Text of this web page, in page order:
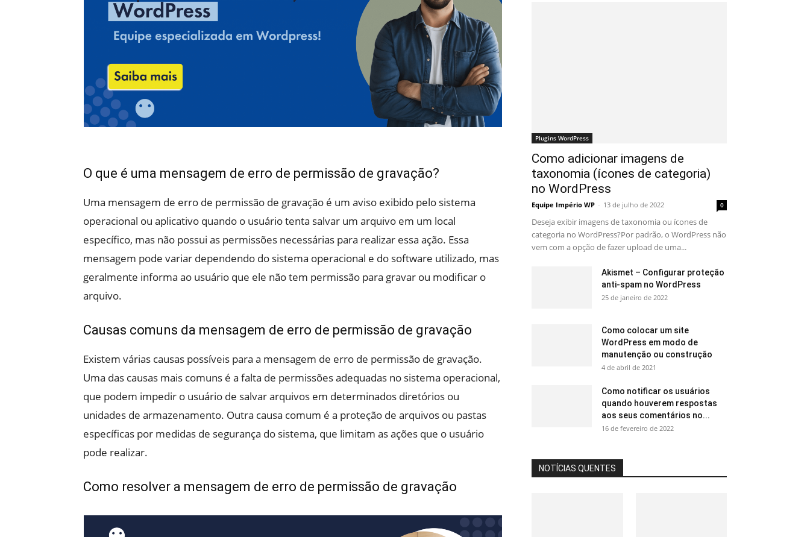
O que é uma mensagem de erro de permissão de gravação?
Uma mensagem de erro de permissão de gravação é um aviso exibido pelo sistema
operacional ou aplicativo quando o usuário tenta salvar um arquivo em um local
específico, mas não possui as permissões necessárias para realizar essa ação. Essa
mensagem pode variar dependendo do sistema operacional e do software utilizado, mas
geralmente informa ao usuário que ele não tem permissão para gravar ou modificar o
arquivo.
Causas comuns da mensagem de erro de permissão de gravação
Existem várias causas possíveis para a mensagem de erro de permissão de gravação.
Uma das causas mais comuns é a falta de permissões adequadas no sistema operacional,
que podem impedir o usuário de salvar arquivos em determinados diretórios ou
unidades de armazenamento. Outra causa comum é a proteção de arquivos ou pastas
específicas por medidas de segurança do sistema, que limitam as ações que o usuário
pode realizar.
Como resolver a mensagem de erro de permissão de gravação
Plugins WordPress
Como adicionar imagens de
taxonomia (ícones de categoria)
no WordPress
Equipe Império WP - 13 de julho de 2022 0
Deseja exibir imagens de taxonomia ou ícones de
categoria no WordPress?Por padrão, o WordPress não
vem com a opção de fazer upload de uma...
Akismet – Configurar proteção
anti-spam no WordPress
25 de janeiro de 2022
Como colocar um site
WordPress em modo de
manutenção ou construção
4 de abril de 2021
Como notificar os usuários
quando houverem respostas
aos seus comentários no...
16 de fevereiro de 2022
NOTÍCIAS QUENTES